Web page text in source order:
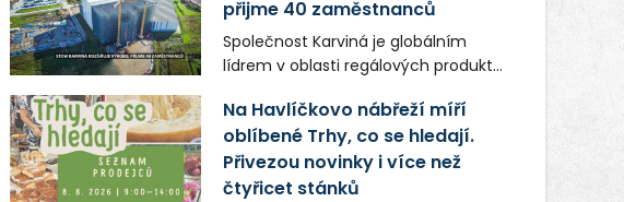
přijme 40 zaměstnanců
Společnost Karviná je globálním
lídrem v oblasti regálových produktů
zaměstnavatelem na Karvinsku a
firmou s obrovským potenciálem.
Na Havlíčkovo nábřeží míří
oblíbené Trhy, co se hledají.
Přivezou novinky i více než
čtyřicet stánků